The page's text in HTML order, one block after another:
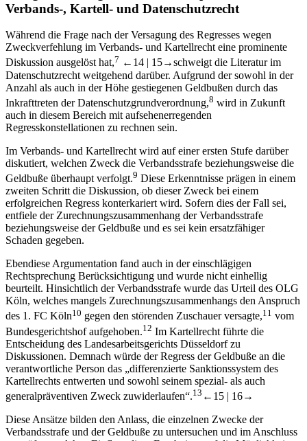
I.Regresshaftung anhand der Beispiele des
Während die Frage nach der Versagung des Regresses wegen
Zweckverfehlung im Verbands- und Kartellrecht eine prominente
Diskussion ausgelöst hat,7 ←14 |15→ schweigt die Literatur im
Datenschutzrecht weitgehend darüber. Aufgrund der sowohl in der
Anzahl als auch in der Höhe gestiegenen Geldbußen durch das
Inkrafttreten der Datenschutzgrundverordnung,8
auch in diesem Bereich mit aufsehenerregenden
Im Verbands- und Kartellrecht wird auf einer ersten Stufe darüber
diskutiert, welchen Zweck die Verbandsstrafe beziehungsweise die
Geldbuße überhaupt verfolgt.9 Diese Erkenntnisse prägen in einem
zweiten Schritt die Diskussion, ob dieser Zweck bei einem
erfolgreichen Regress konterkariert wird. Sofern dies der Fall sei,
entfiele der Zurechnungszusammenhang der Verbandsstrafe
beziehungsweise der Geldbuße und es sei kein ersatzfähiger
Ebendiese Argumentation fand auch in der einschlägigen
Rechtsprechung Berücksichtigung und wurde nicht einhellig
beurteilt. Hinsichtlich der Verbandsstrafe wurde das Urteil des OLG
Köln, welches mangels Zurechnungszusammenhangs den Anspruch
des 1. FC Köln
gegen den störenden Zuschauer versagte,
Bundesgerichtshof aufgehoben.12Im Kartellrecht führte die
Entscheidung des Landesarbeitsgerichts Düsseldorf zu
Diskussionen. Demnach würde der Regress der Geldbuße an die
verantwortliche Person das „differenzierte Sanktionssystem des
Kartellrechts entwerten und sowohl seinem spezial- als auch
Diese Ansätze bilden den Anlass, die einzelnen Zwecke der